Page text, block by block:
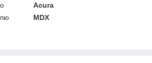
Acura
MDX